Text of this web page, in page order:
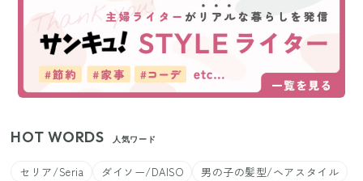
HOT WORDS 人気ワード
セリア/Seria ダイソー/DAISO
男の子の髪型/ヘアスタイル